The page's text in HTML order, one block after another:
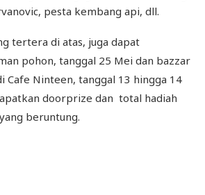
pesta kembang api, dll.
tertera di atas, juga dapat
pohon, tanggal 25 Mei dan bazzar
Cafe Ninteen, tanggal 13 hingga 14
doorprize dan total hadiah
beruntung.